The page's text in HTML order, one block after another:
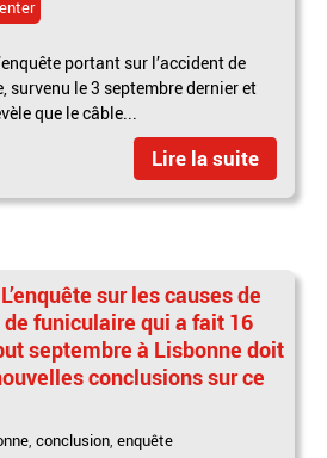
portant sur l’accident de
survenu le 3 septembre dernier et
que le câble...
Lire la suite
sur les causes de
de funiculaire qui a fait 16
septembre à Lisbonne doit
conclusions sur ce
,conclusion,enquête